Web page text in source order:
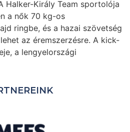
Halker-Király Team sportolója
a nők 70 kg-os
ringbe, és a hazai szövetség
az éremszerzésre. A kick-
a lengyelországi